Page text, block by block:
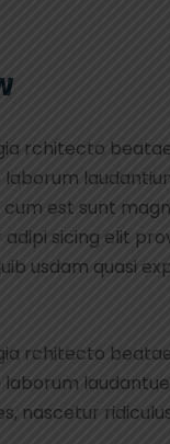
rchitecto
est sunt
sicing elit
usdam quasi
rchitecto
nascetur